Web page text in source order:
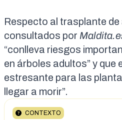
Respecto al trasplante
consultados por
“conlleva riesgos
en árboles adultos” y que
estresante para las
llegar a morir”.
CONTEXTO